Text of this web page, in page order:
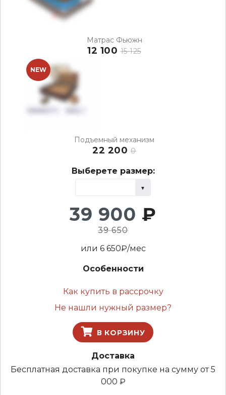
Матрас Фьюжн
12 100 15 125
NEW
Подъемный механизм
22 2000
Выберете размер:
39 900 ₽
39 650
или 6 650₽/мес
Особенности
Как купить в рассрочку
Не нашли нужный размер?
В КОРЗИНУ
Доставка
Бесплатная доставка при покупке на сумму от 5
000 ₽